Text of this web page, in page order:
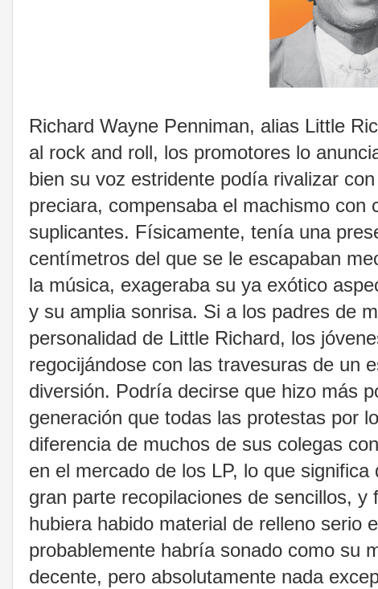
Richard Wayne Penniman, alias Little
al rock and roll, los promotores lo
bien su voz estridente podía rivalizar
preciara, compensaba el machismo con
suplicantes. Físicamente, tenía una
centímetros del que se le escapaban
la música, exageraba su ya exótico
y su amplia sonrisa. Si a los padres de
personalidad de Little Richard, los
regocijándose con las travesuras de un
diversión. Podría decirse que hizo más
generación que todas las protestas por
diferencia de muchos de sus colegas
en el mercado de los LP, lo que
gran parte recopilaciones de sencillos,
hubiera habido material de relleno serio
probablemente habría sonado como su
decente, pero absolutamente nada